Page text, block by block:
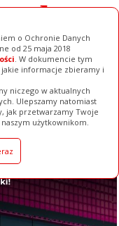
o Ochronie Danych
od 25 maja 2018
. W dokumencie tym
informacje zbieramy i
niczego w aktualnych
Ulepszamy natomiast
jak przetwarzamy Twoje
użytkownikom.
Baza Firm Pełna Wersja